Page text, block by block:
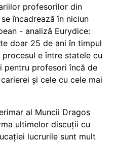
profesorilor din
încadrează în niciun
- analiză Eurydice:
doar 25 de ani în timpul
procesul e între statele cu
pentru profesori încă de
și cele cu cele mai
al Muncii Dragos
ultimelor discuții cu
lucrurile sunt mult